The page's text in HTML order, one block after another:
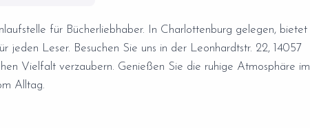
für Bücherliebhaber. In Charlottenburg gelegen, bietet
jeden Leser. Besuchen Sie uns in der Leonhardtstr. 22, 14057
Vielfalt verzaubern. Genießen Sie die ruhige Atmosphäre im
Alltag.